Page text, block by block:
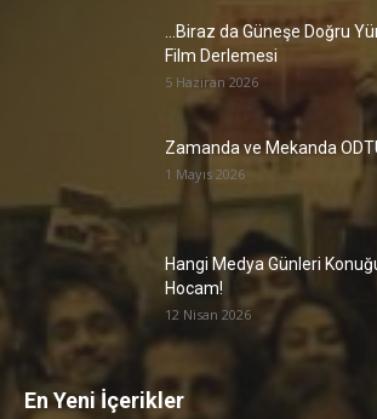
…Biraz da Güneşe Doğru
Film Derlemesi
5 Haziran 2026
Zamanda ve Mekanda
1 Mayıs 2026
Hangi Medya Günleri
Hocam!
12 Nisan 2026
En Yeni İçerikler